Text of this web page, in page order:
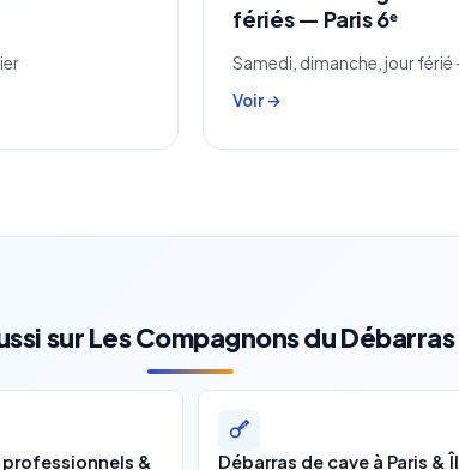
fériés — Paris 6ᵉ
Samedi, dimanche, jour
Voir →
sur Les Compagnons du Débarras
& Débarras de cave à Paris &